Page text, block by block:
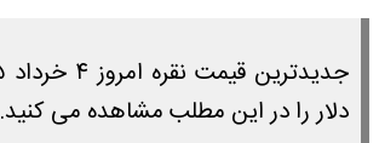
دلار را در این مطلب مشاهده می کنید.